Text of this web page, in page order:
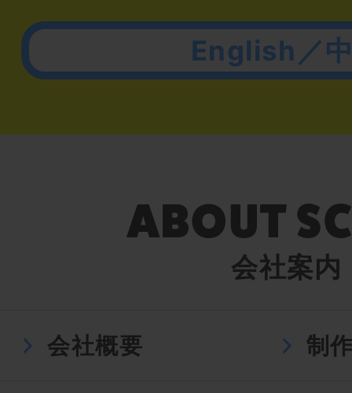
English／
会社案内
会社概要 制